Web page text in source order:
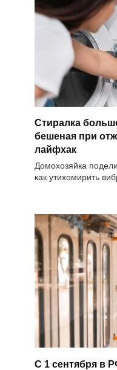
Стиралка
бешеная при
лайфхак
Домохозяйка
как утихомирить
С 1 сентября в